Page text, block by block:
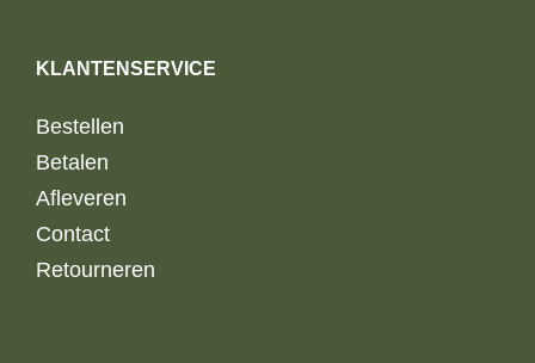
KLANTENSERVICE
Bestellen
Betalen
Afleveren
Contact
Retourneren